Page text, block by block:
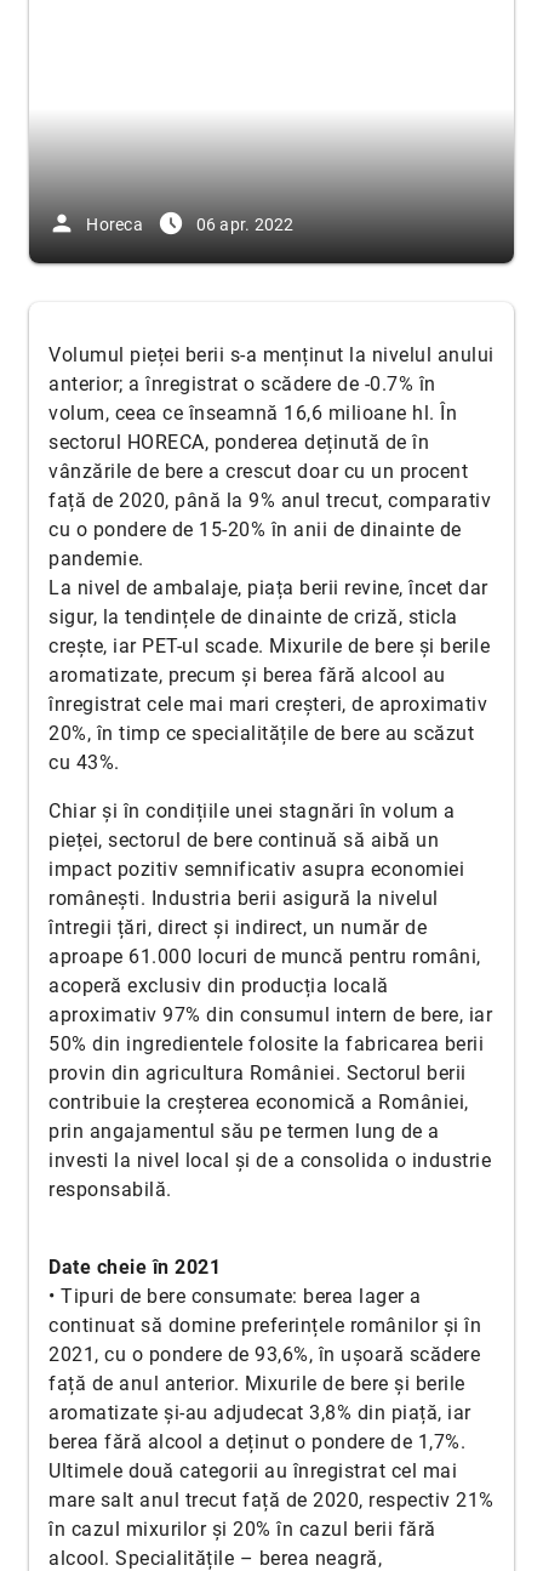
person Horeca access_time_filled 06 apr. 2022
Volumul pieței berii s-a menținut la nivelul anului
anterior; a înregistrat o scădere de -0.7% în
volum, ceea ce înseamnă 16,6 milioane hl. În
sectorul HORECA, ponderea deținută de în
vânzările de bere a crescut doar cu un procent
față de 2020, până la 9% anul trecut, comparativ
cu o pondere de 15-20% în anii de dinainte de
pandemie.
La nivel de ambalaje, piața berii revine, încet dar
sigur, la tendințele de dinainte de criză, sticla
crește, iar PET-ul scade. Mixurile de bere și berile
aromatizate, precum și berea fără alcool au
înregistrat cele mai mari creșteri, de aproximativ
20%, în timp ce specialitățile de bere au scăzut
cu 43%.
Chiar și în condițiile unei stagnări în volum a
pieței, sectorul de bere continuă să aibă un
impact pozitiv semnificativ asupra economiei
românești. Industria berii asigură la nivelul
întregii țări, direct și indirect, un număr de
aproape 61.000 locuri de muncă pentru români,
acoperă exclusiv din producția locală
aproximativ 97% din consumul intern de bere, iar
50% din ingredientele folosite la fabricarea berii
provin din agricultura României. Sectorul berii
contribuie la creșterea economică a României,
prin angajamentul său pe termen lung de a
investi la nivel local și de a consolida o industrie
responsabilă.
Date cheie în 2021
• Tipuri de bere consumate: berea lager a
continuat să domine preferințele românilor și în
2021, cu o pondere de 93,6%, în ușoară scădere
față de anul anterior. Mixurile de bere și berile
aromatizate și-au adjudecat 3,8% din piață, iar
berea fără alcool a deținut o pondere de 1,7%.
Ultimele două categorii au înregistrat cel mai
mare salt anul trecut față de 2020, respectiv 21%
în cazul mixurilor și 20% în cazul berii fără
alcool. Specialitățile – berea neagră,